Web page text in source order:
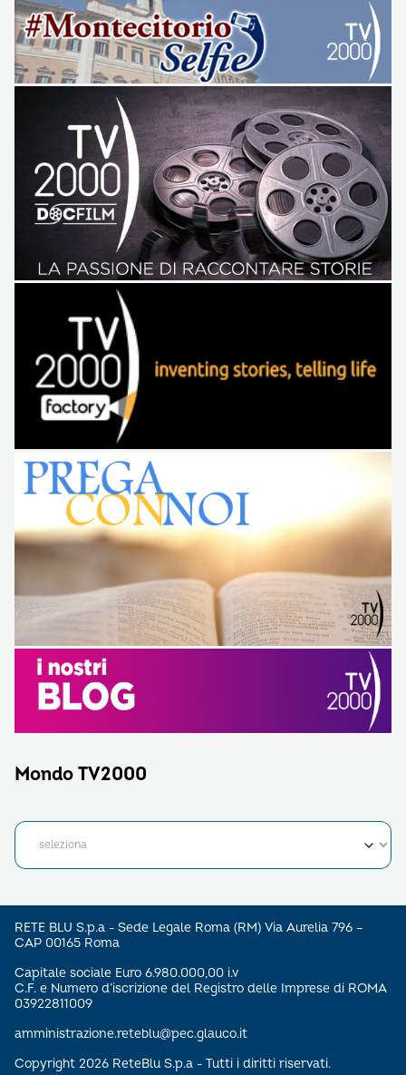
Mondo TV2000
RETE BLU S.p.a - Sede Legale Roma (RM) Via Aurelia 796 –
CAP 00165 Roma
Capitale sociale Euro 6.980.000,00 i.v
C.F. e Numero d’iscrizione del Registro delle Imprese di ROMA
03922811009
amministrazione.reteblu@pec.glauco.it
Copyright 2026 ReteBlu S.p.a - Tutti i diritti riservati.